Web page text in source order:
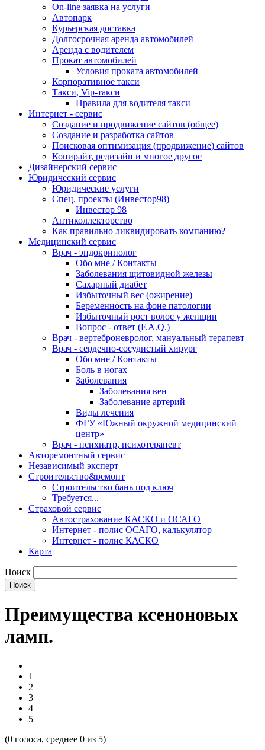
On-line заявка на услуги
Автопарк
Курьерская доставка
Долгосрочная аренда автомобилей
Аренда с водителем
Прокат автомобилей
Условия проката автомобилей
Корпоративное такси
Такси, Vip-такси
Правила для водителя такси
Интернет - сервис
Создание и продвижение сайтов (общее)
Создание и разработка сайтов
Поисковая оптимизация (продвижение) сайтов
Копирайт, редизайн и многое другое
Дизайнерский сервис
Юридический сервис
Юридические услуги
Спец. проекты (Инвестор98)
Инвестор 98
Антиколлекторство
Как правильно ликвидировать компанию?
Медицинский сервис
Врач - эндокринолог
Обо мне / Контакты
Заболевания щитовидной железы
Сахарный диабет
Избыточный вес (ожирение)
Беременность на фоне патологии
Избыточный рост волос у женщин
Вопрос - ответ (F.A.Q.)
Врач - вертеброневролог, мануальный терапевт
Врач - сердечно-сосудистый хирург
Обо мне / Контакты
Боль в ногах
Заболевания
Заболевания вен
Заболевание артерий
Виды лечения
ФГУ «Южный окружной медицинский
центр»
Врач - психиатр, психотерапевт
Авторемонтный сервис
Независимый эксперт
Строительство&ремонт
Строительство бань под ключ
Требуется...
Страховой сервис
Автострахование КАСКО и ОСАГО
Интернет - полис ОСАГО, калькулятор
Интернет - полис КАСКО
Карта
Поиск
Преимущества ксеноновых
ламп.
1
2
3
4
5
(0 голоса, среднее 0 из 5)